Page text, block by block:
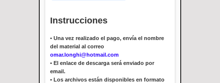
Instrucciones
• Una vez realizado el pago, envía el nombre
del material al correo
omar.longhi@hotmail.com
• El enlace de descarga será enviado por
email.
• Los archivos están disponibles en formato